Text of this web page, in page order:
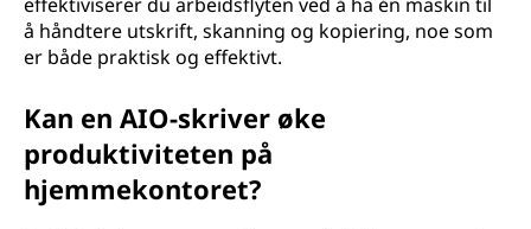
å håndtere utskrift, skanning og kopiering, noe som
er både praktisk og effektivt.
Kan en AIO-skriver øke
produktiviteten på
hjemmekontoret?